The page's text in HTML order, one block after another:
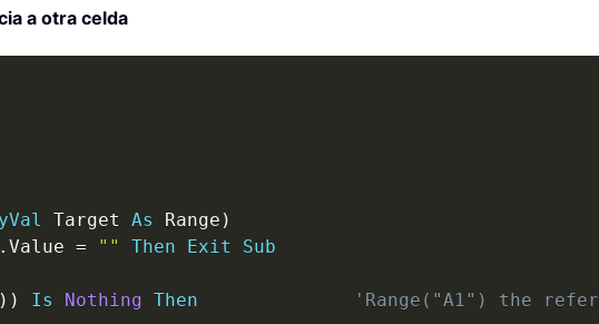
a otra celda
Target As Range )
. Value = "" Then Exit
Sub
) ) Is Nothing Then
'Range("A1") the